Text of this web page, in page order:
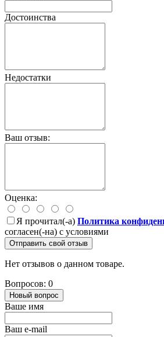
Достоинства
Недостатки
Ваш отзыв:
Оценка:
Я прочитал(-а) Политика
согласен(-на) с условиями
Отправить свой отзыв
Нет отзывов о данном товаре.
Вопросов: 0
Новый вопрос
Ваше имя
Ваш e-mail